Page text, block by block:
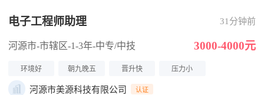
电子工程师助理 31分钟前
河源市-市辖区-1-3年-中专/中技 3000-4000元
环境好 朝九晚五 晋升快 压力小
河源市美源科技有限公司 认证